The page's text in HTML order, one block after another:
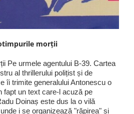
morții
Pe urmele agentului B-39. Cartea
al thrillerului polițist și de
îi trimite generalului Antonescu o
fapt un text care-l acuză pe
Doinaș este dus la o vilă
i se organizează "răpirea" și